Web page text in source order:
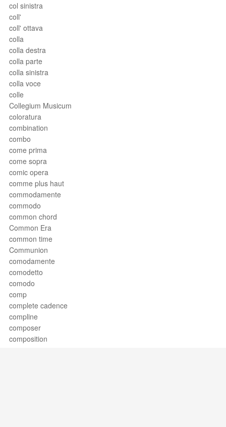
col sinistra
coll'
coll' ottava
colla
colla destra
colla parte
colla sinistra
colla voce
colle
Collegium Musicum
coloratura
combination
combo
come prima
come sopra
comic opera
comme plus haut
commodamente
commodo
common chord
Common Era
common time
Communion
comodamente
comodetto
comodo
comp
complete cadence
compline
composer
composition